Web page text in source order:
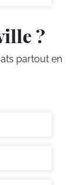
?
partout en